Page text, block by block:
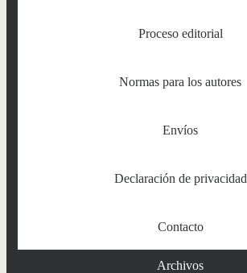
Proceso editorial
Normas para los autores
Envíos
Declaración de privacidad
Contacto
Archivos